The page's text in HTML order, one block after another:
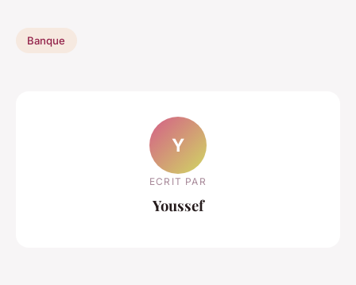
Banque
Y
ECRIT PAR
Youssef